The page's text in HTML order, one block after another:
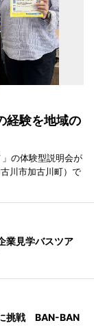
経験を地域の
の体験型説明会が
川市加古川町）で
業見学バスツア
挑戦 BAN-BAN